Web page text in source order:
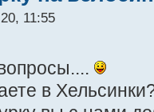
11:55
в